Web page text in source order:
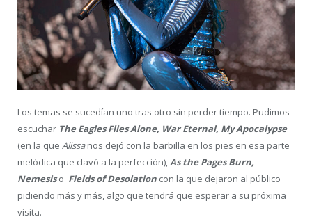
Los temas se sucedían uno tras otro sin perder tiempo. Pudimos
escuchar The Eagles Flies Alone, War Eternal, My Apocalypse
(en la que Alissanos dejó con la barbilla en los pies en esa parte
melódica que clavó a la perfección),As the Pages Burn,
Nemesiso Fields of Desolation con la que dejaron al público
pidiendo más y más, algo que tendrá que esperar a su próxima
visita.